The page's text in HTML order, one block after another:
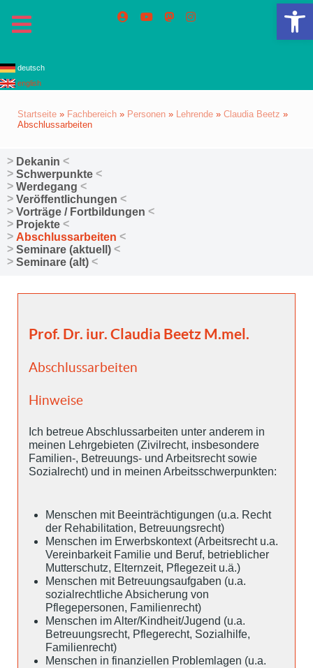
deutsch
english
Startseite » Fachbereich » Personen » Lehrende » Claudia Beetz »
Abschlussarbeiten
Dekanin
Schwerpunkte
Werdegang
Veröffentlichungen
Vorträge / Fortbildungen
Projekte
Abschlussarbeiten
Seminare (aktuell)
Seminare (alt)
Prof. Dr. iur. Claudia Beetz M.mel.
Abschlussarbeiten
Hinweise
Ich betreue Abschlussarbeiten unter anderem in
meinen Lehrgebieten (Zivilrecht, insbesondere
Familien-, Betreuungs- und Arbeitsrecht sowie
Sozialrecht) und in meinen Arbeitsschwerpunkten:
Menschen mit Beeinträchtigungen (u.a. Recht
der Rehabilitation, Betreuungsrecht)
Menschen im Erwerbskontext (Arbeitsrecht u.a.
Vereinbarkeit Familie und Beruf, betrieblicher
Mutterschutz, Elternzeit, Pflegezeit u.ä.)
Menschen mit Betreuungsaufgaben (u.a.
sozialrechtliche Absicherung von
Pflegepersonen, Familienrecht)
Menschen im Alter/Kindheit/Jugend (u.a.
Betreuungsrecht, Pflegerecht, Sozialhilfe,
Familienrecht)
Menschen in finanziellen Problemlagen (u.a.